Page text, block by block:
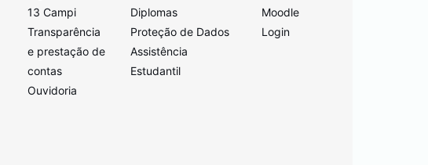
13 Campi
Transparência
e prestação de
contas
Ouvidoria
Diplomas
Proteção de Dados
Assistência
Estudantil
Moodle
Login